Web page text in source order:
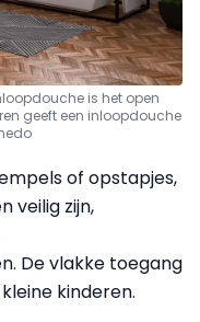
is het open
geeft een inloopdouche
of opstapjes,
veilig zijn,
De vlakke toegang
kinderen.